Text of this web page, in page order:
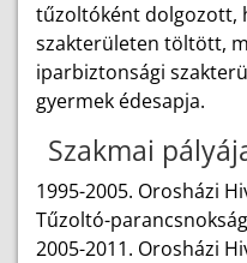
tűzoltóként dolgozott,
szakterületen töltött,
iparbiztonsági
gyermek édesapja.
Szakmai
1995-2005. Orosházi
Tűzoltó-
2005-2011. Orosházi